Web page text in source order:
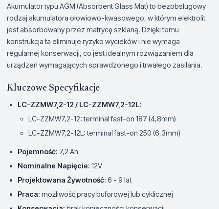
Akumulator typu AGM (Absorbent Glass Mat) to bezobsługowy
rodzaj akumulatora ołowiowo-kwasowego, w którym elektrolit
jest absorbowany przez matrycę szklaną. Dzięki temu
konstrukcja ta eliminuje ryzyko wycieków i nie wymaga
regularnej konserwacji, co jest idealnym rozwiązaniem dla
urządzeń wymagających sprawdzonego i trwałego zasilania.
Kluczowe Specyfikacje
LC-ZZMW7,2-12 / LC-ZZMW7,2-12L:
LC-ZZMW7,2-12: terminal fast-on 187 (4,8mm)
LC-ZZMW7,2-12L: terminal fast-on 250 (6,3mm)
Pojemność: 7,2 Ah
Nominalne Napięcie: 12V
Projektowana Żywotność: 6 - 9 lat
Praca: możliwość pracy buforowej lub cyklicznej